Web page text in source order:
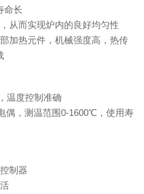
命长
从而实现炉内的良好均匀性
加热元件，机械强度高，热传
温度控制准确
偶，测温范围0-1600℃，使用寿
制器